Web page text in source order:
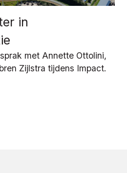
in
met Annette Ottolini,
Zijlstra tijdens Impact.